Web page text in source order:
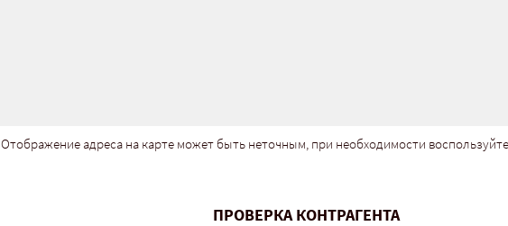
Отображение адреса на карте может быть неточным, при необходимости
ПРОВЕРКА КОНТРАГЕНТА